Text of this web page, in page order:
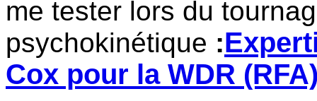
me tester lors du
psychokinétique :
Cox pour la WDR